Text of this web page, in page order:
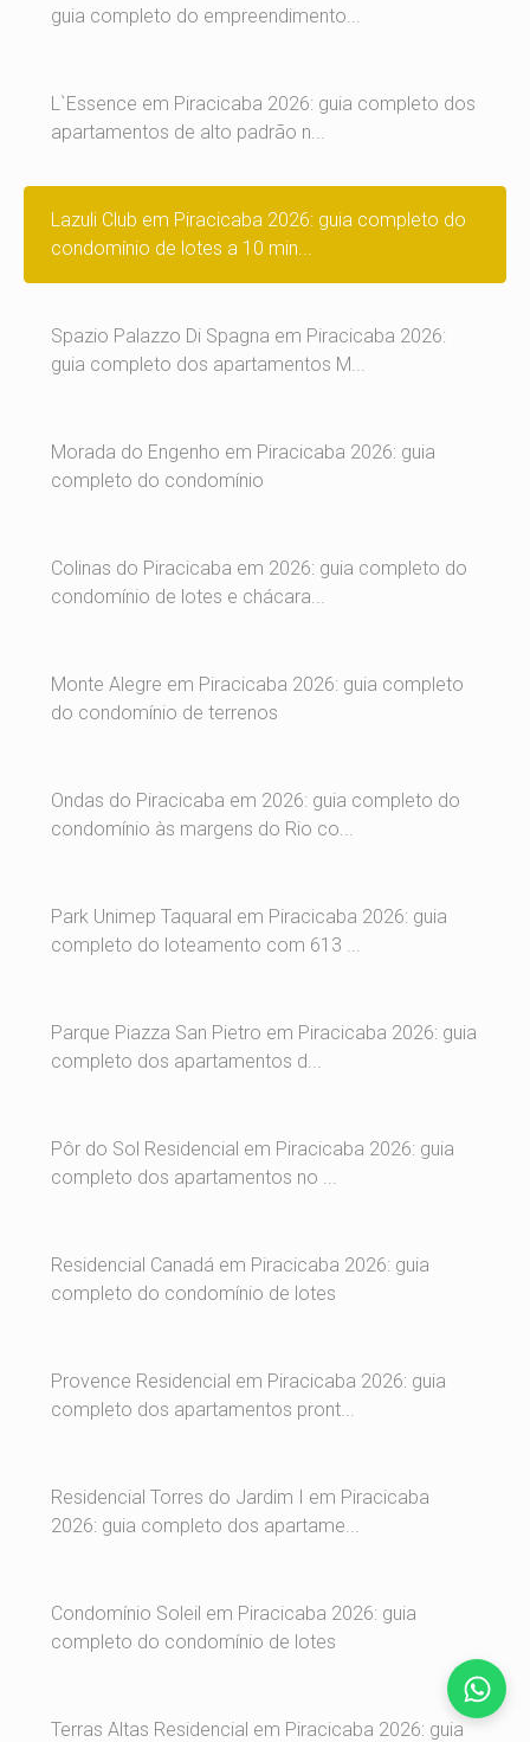
guia completo do empreendimento...
L`Essence em Piracicaba 2026: guia completo dos
apartamentos de alto padrão n...
Lazuli Club em Piracicaba 2026: guia completo do
condomínio de lotes a 10 min...
Spazio Palazzo Di Spagna em Piracicaba 2026:
guia completo dos apartamentos M...
Morada do Engenho em Piracicaba 2026: guia
completo do condomínio
Colinas do Piracicaba em 2026: guia completo do
condomínio de lotes e chácara...
Monte Alegre em Piracicaba 2026: guia completo
do condomínio de terrenos
Ondas do Piracicaba em 2026: guia completo do
condomínio às margens do Rio co...
Park Unimep Taquaral em Piracicaba 2026: guia
completo do loteamento com 613 ...
Parque Piazza San Pietro em Piracicaba 2026: guia
completo dos apartamentos d...
Pôr do Sol Residencial em Piracicaba 2026: guia
completo dos apartamentos no ...
Residencial Canadá em Piracicaba 2026: guia
completo do condomínio de lotes
Provence Residencial em Piracicaba 2026: guia
completo dos apartamentos pront...
Residencial Torres do Jardim I em Piracicaba
2026: guia completo dos apartame...
Condomínio Soleil em Piracicaba 2026: guia
completo do condomínio de lotes
Terras Altas Residencial em Piracicaba 2026: guia